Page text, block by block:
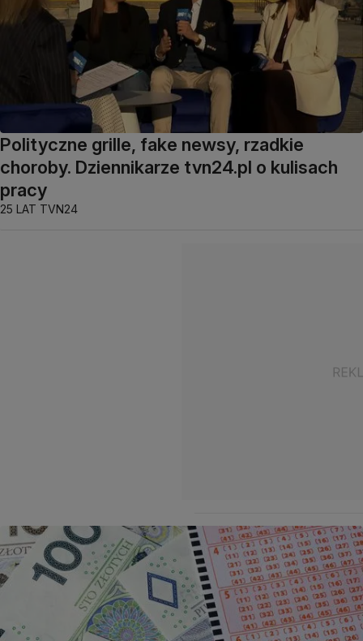
Polityczne grille, fake newsy, rzadkie
choroby. Dziennikarze tvn24.pl o kulisach
pracy
25 LAT TVN24